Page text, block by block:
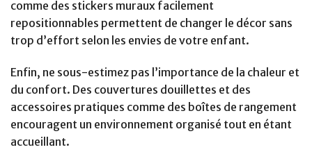
comme des stickers muraux facilement
repositionnables permettent de changer le décor sans
trop d’effort selon les envies de votre enfant.
Enfin, ne sous-estimez pas l’importance de la chaleur et
du confort. Des couvertures douillettes et des
accessoires pratiques comme des boîtes de rangement
encouragent un environnement organisé tout en étant
accueillant.